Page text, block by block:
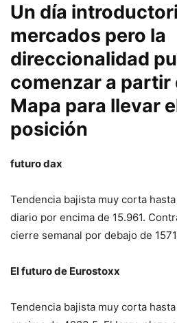
Un día
mercados pero la
direccionalidad
comenzar a partir
Mapa para llevar
posición
futuro dax
Tendencia bajista muy corta
diario por encima de 15.961.
cierre semanal por debajo de
El futuro de Eurostoxx
Tendencia bajista muy corta